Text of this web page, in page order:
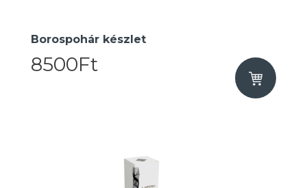
Borospohár készlet
8500Ft